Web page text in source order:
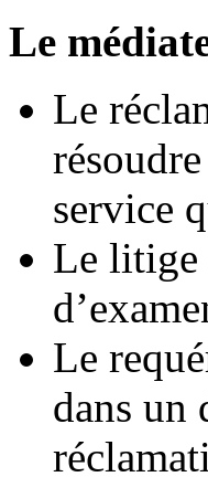
Le
Le
service
Le litige
Le
dans un